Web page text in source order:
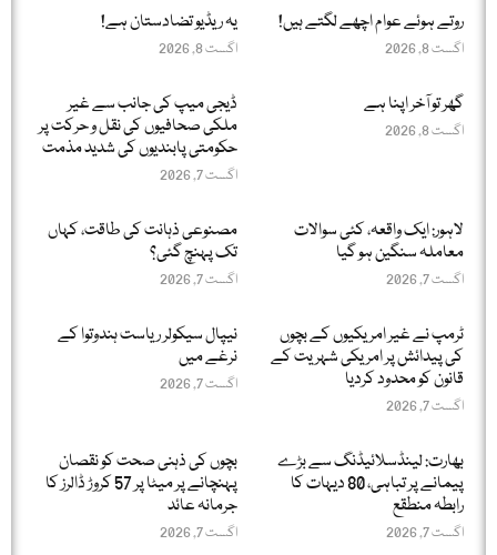
روتے ہوئے عوام اچھے لگتے ہیں!
اگست 8, 2026
یہ ریڈیو تضادستان ہے!
اگست 8, 2026
گھر تو آخر اپنا ہے
اگست 8, 2026
ڈیجی میپ کی جانب سے غیر
ملکی صحافیوں کی نقل و حرکت پر
حکومتی پابندیوں کی شدید مذمت
اگست 7, 2026
لاہور: ایک واقعہ، کئی سوالات
معاملہ سنگین ہو گیا
اگست 7, 2026
مصنوعی ذہانت کی طاقت، کہاں
تک پہنچ گئی؟
اگست 7, 2026
ٹرمپ نے غیر امریکیوں کے بچوں
کی پیدائش پر امریکی شہریت کے
قانون کو محدود کردیا
اگست 7, 2026
نیپال سیکولر ریاست ہندوتوا کے
نرغے میں
اگست 7, 2026
بھارت: لینڈسلائیڈنگ سے بڑے
پیمانے پر تباہی، 80 دیہات کا
رابطہ منطقع
اگست 7, 2026
بچوں کی ذہنی صحت کو نقصان
پہنچانے پر میٹا پر 57 کروڑ ڈالرز کا
جرمانہ عائد
اگست 7, 2026